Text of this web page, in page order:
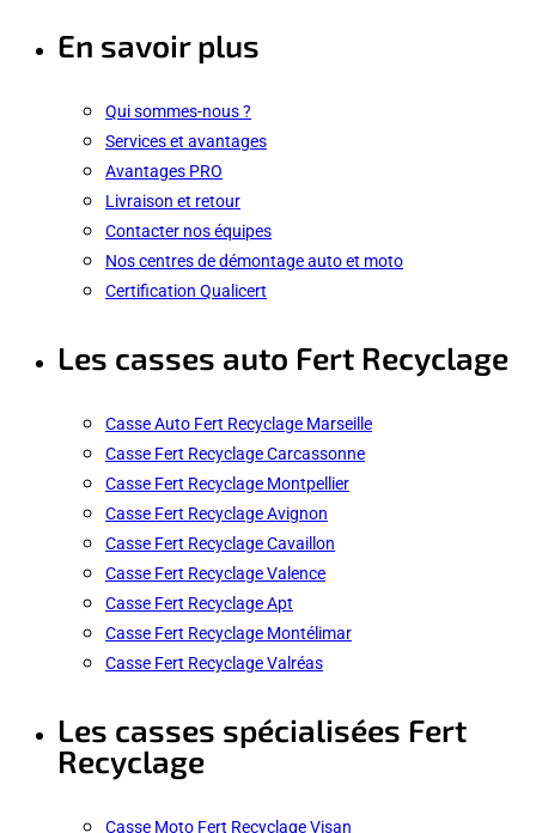
En savoir plus
Qui sommes-nous ?
Services et avantages
Avantages PRO
Livraison et retour
Contacter nos équipes
Nos centres de démontage auto et moto
Certification Qualicert
Les casses auto Fert Recyclage
Casse Auto Fert Recyclage Marseille
Casse Fert Recyclage Carcassonne
Casse Fert Recyclage Montpellier
Casse Fert Recyclage Avignon
Casse Fert Recyclage Cavaillon
Casse Fert Recyclage Valence
Casse Fert Recyclage Apt
Casse Fert Recyclage Montélimar
Casse Fert Recyclage Valréas
Les casses spécialisées Fert
Recyclage
Casse Moto Fert Recyclage Visan